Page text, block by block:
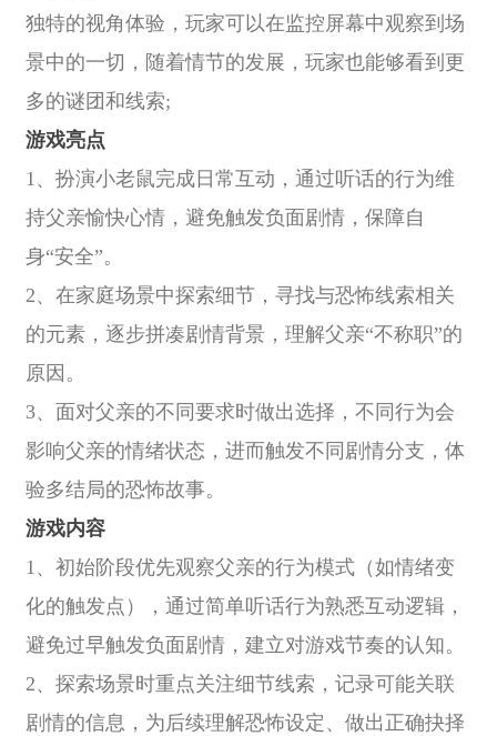
独特的视角体验，玩家可以在监控屏幕中观察到场
景中的一切，随着情节的发展，玩家也能够看到更
多的谜团和线索;
游戏亮点
1、扮演小老鼠完成日常互动，通过听话的行为维
持父亲愉快心情，避免触发负面剧情，保障自
身“安全”。
2、在家庭场景中探索细节，寻找与恐怖线索相关
的元素，逐步拼凑剧情背景，理解父亲“不称职”的
原因。
3、面对父亲的不同要求时做出选择，不同行为会
影响父亲的情绪状态，进而触发不同剧情分支，体
验多结局的恐怖故事。
游戏内容
1、初始阶段优先观察父亲的行为模式（如情绪变
化的触发点），通过简单听话行为熟悉互动逻辑，
避免过早触发负面剧情，建立对游戏节奏的认知。
2、探索场景时重点关注细节线索，记录可能关联
剧情的信息，为后续理解恐怖设定、做出正确抉择